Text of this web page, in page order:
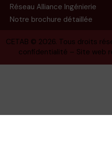
Réseau Alliance Ingénierie
Notre brochure détaillée
CETAB © 2026. Tous droits
confidentialité – Site web